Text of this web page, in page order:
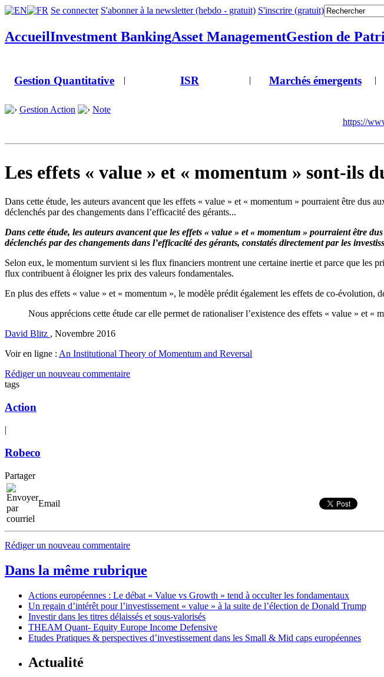
Se connecter S'abonner à la newsletter (hebdo - gratuit) S'inscrire (gratuit)
AccueilInvestment BankingAsset ManagementGestion de
Gestion Quantitative | ISR | Marchés émergents |
Gestion Action
Note
https://
Les effets « value » et « momentum » sont-ils
Dans cette étude, les auteurs avancent que les effets « value » et « momentum » pourraient être dus
déclenchés par des changements dans l’efficacité des gérants...
Dans cette étude, les auteurs avancent que les effets « value » et « momentum » pourraient être
déclenchés par des changements dans l’efficacité des gérants, constatés directement par les
Selon eux, le momentum survient si les flux financiers montrent une certaine inertie et parce que
flux contribuent à éloigner les prix des valeurs fondamentales.
En plus des effets « value » et « momentum », le modèle prédit également les effets de co-
Nous apprécions cette étude car elle permet de rationaliser l’existence des effets « value » et
David Blitz , Novembre 2016
Voir en ligne : An Institutional Theory of Momentum and Reversal
Rédiger un nouveau commentaire
tags
Action
|
Robeco
Partager
Email
Rédiger un nouveau commentaire
Dans la même rubrique
Actions européennes : Le débat « Value vs Growth » tend à occulter les fondamentaux
Un regain d’intérêt pour l’investissement « value » à la suite de l’élection de Donald Trump
Investir dans les titres délaissés et sous-valorisés
THEAM Quant- Equity Europe Income Defensive
Etudes Pratiques & perspectives d’investissement dans les Small & Mid caps européennes
Actualité